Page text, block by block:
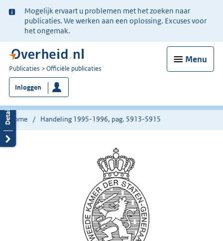
Ter
informatie:
Mogelijk ervaart u problemen met het zoeken naar
publicaties. We werken aan een oplossing. Excuses voor
het ongemak.
Menu
U
bent
nu
hier:
Publicaties Officiële publicaties
Inloggen
Home Handeling 1995-1996, pag. 5913-5915